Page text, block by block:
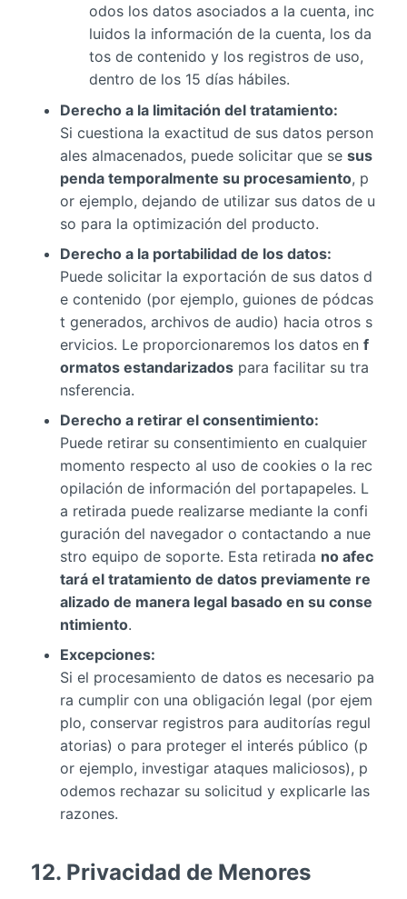
odos los datos asociados a la cuenta, inc
luidos la información de la cuenta, los da
tos de contenido y los registros de uso,
dentro de los 15 días hábiles.
Derecho a la limitación del tratamiento:
Si cuestiona la exactitud de sus datos person
ales almacenados, puede solicitar que se sus
penda temporalmente su procesamiento, p
or ejemplo, dejando de utilizar sus datos de u
so para la optimización del producto.
Derecho a la portabilidad de los datos:
Puede solicitar la exportación de sus datos d
e contenido (por ejemplo, guiones de pódcas
t generados, archivos de audio) hacia otros s
ervicios. Le proporcionaremos los datos en f
ormatos estandarizadospara facilitar su tra
nsferencia.
Derecho a retirar el consentimiento:
Puede retirar su consentimiento en cualquier
momento respecto al uso de cookies o la rec
opilación de información del portapapeles. L
a retirada puede realizarse mediante la confi
guración del navegador o contactando a nue
stro equipo de soporte. Esta retirada no afec
tará el tratamiento de datos previamente re
alizado de manera legal basado en su conse
ntimiento.
Excepciones:
Si el procesamiento de datos es necesario pa
ra cumplir con una obligación legal (por ejem
plo, conservar registros para auditorías regul
atorias) o para proteger el interés público (p
or ejemplo, investigar ataques maliciosos), p
odemos rechazar su solicitud y explicarle las
razones.
12. Privacidad de Menores